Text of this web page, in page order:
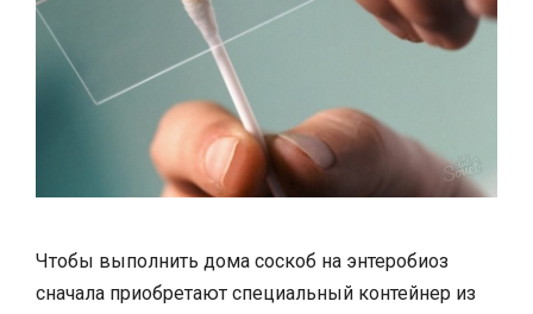
Чтобы выполнить дома соскоб на энтеробиоз
сначала приобретают специальный контейнер из